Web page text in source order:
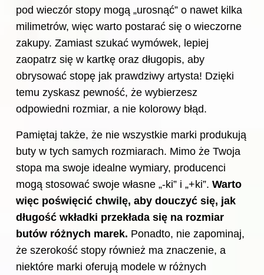
pod wieczór stopy mogą „urosnąć” o nawet kilka
milimetrów, więc warto postarać się o wieczorne
zakupy. Zamiast szukać wymówek, lepiej
zaopatrz się w kartkę oraz długopis, aby
obrysować stopę jak prawdziwy artysta! Dzięki
temu zyskasz pewność, że wybierzesz
odpowiedni rozmiar, a nie kolorowy błąd.
Pamiętaj także, że nie wszystkie marki produkują
buty w tych samych rozmiarach. Mimo że Twoja
stopa ma swoje idealne wymiary, producenci
mogą stosować swoje własne „-ki” i „+ki”. Warto
więc poświęcić chwilę, aby douczyć się, jak
długość wkładki przekłada się na rozmiar
butów różnych marek. Ponadto, nie zapominaj,
że szerokość stopy również ma znaczenie, a
niektóre marki oferują modele w różnych